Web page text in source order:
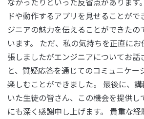
なかったりといった反省点があります
ドや動作するアプリを見せることがで
ジニアの魅力を伝えることができたの
います。 ただ、私の気持ちを正直に
張しましたがエンジニアについてお話
と、質疑応答を通じてのコミュニケー
楽しむことができました。 最後に、
いた生徒の皆さん、この機会を提供し
にも深く感謝申し上げます。 貴重な